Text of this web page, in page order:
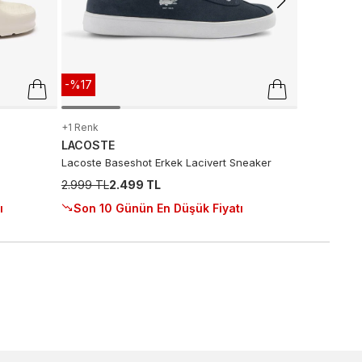
-%17
+1 Renk
LACOSTE
Lacoste Baseshot Erkek Lacivert Sneaker
2.999 TL2.499 TL
Son 10 Günün En Düşük Fiyatı